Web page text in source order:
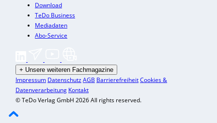
Download
TeDo Business
Mediadaten
Abo-Service
+ Unsere weiteren Fachmagazine
Impressum DatenschutzAGB BarrierefreiheitCookies &
Datenverarbeitung Kontakt
© TeDo Verlag GmbH 2026 All rights reserved.